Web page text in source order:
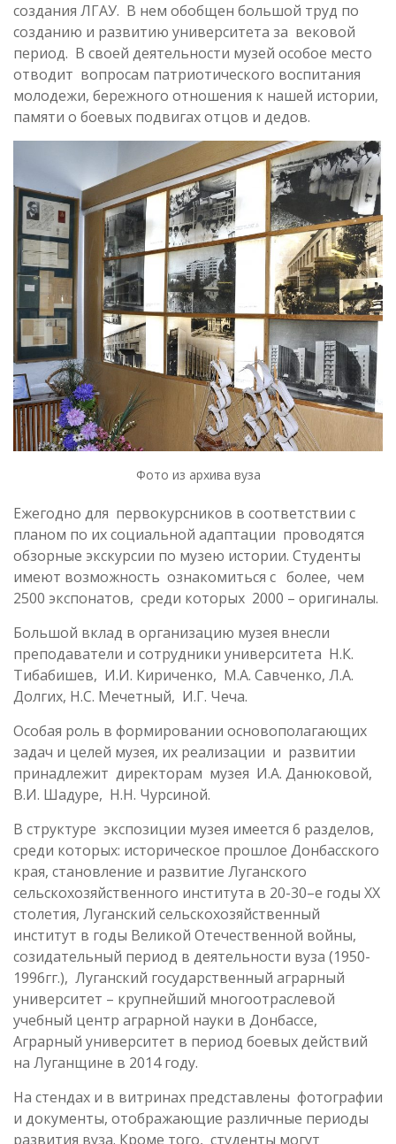
создания ЛГАУ. В нем обобщен большой труд по
созданию и развитию университета за вековой
период. В своей деятельности музей особое место
отводит вопросам патриотического воспитания
молодежи, бережного отношения к нашей истории,
памяти о боевых подвигах отцов и дедов.
Фото из архива вуза
Ежегодно для первокурсников в соответствии с
планом по их социальной адаптации проводятся
обзорные экскурсии по музею истории. Студенты
имеют возможность ознакомиться с более, чем
2500 экспонатов, среди которых 2000 – оригиналы.
Большой вклад в организацию музея внесли
преподаватели и сотрудники университета Н.К.
Тибабишев, И.И. Кириченко, М.А. Савченко, Л.А.
Долгих, Н.С. Мечетный, И.Г. Чеча.
Особая роль в формировании основополагающих
задач и целей музея, их реализации и развитии
принадлежит директорам музея И.А. Данюковой,
В.И. Шадуре, Н.Н. Чурсиной.
В структуре экспозиции музея имеется 6 разделов,
среди которых: историческое прошлое Донбасского
края, становление и развитие Луганского
сельскохозяйственного института в 20-30–е годы ХХ
столетия, Луганский сельскохозяйственный
институт в годы Великой Отечественной войны,
созидательный период в деятельности вуза (1950-
1996гг.), Луганский государственный аграрный
университет – крупнейший многоотраслевой
учебный центр аграрной науки в Донбассе,
Аграрный университет в период боевых действий
на Луганщине в 2014 году.
На стендах и в витринах представлены фотографии
и документы, отображающие различные периоды
развития вуза. Кроме того, студенты могут